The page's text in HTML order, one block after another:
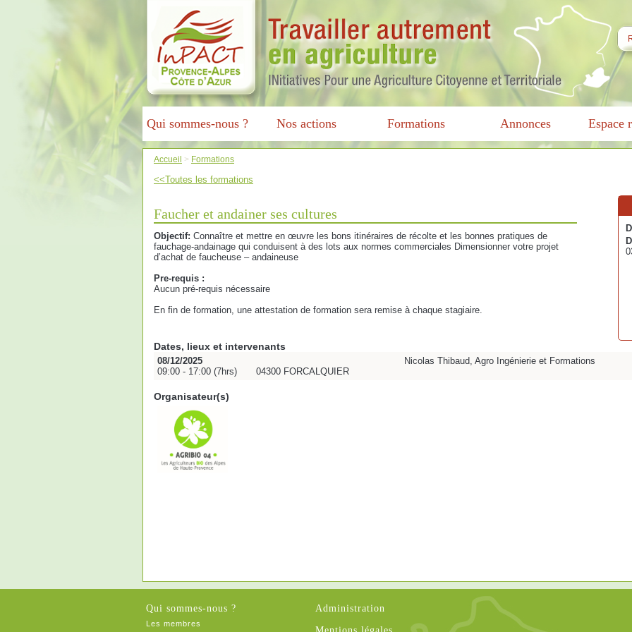
Qui sommes-nous ? Nos actions Formations Annonces Espace
Accueil > Formations
<<Toutes les formations
Faucher et andainer ses cultures
Objectif: Connaître et mettre en œuvre les bons itinéraires de récolte et les bonnes pratiques de
fauchage-andainage qui conduisent à des lots aux normes commerciales Dimensionner votre projet
d’achat de faucheuse – andaineuse
Pre-requis :
Aucun pré-requis nécessaire
En fin de formation, une attestation de formation sera remise à chaque stagiaire.
Dates, lieux et intervenants
08/12/2025
09:00 - 17:00 (7hrs)
04300 FORCALQUIER
Nicolas Thibaud, Agro Ingénierie et Formations
Organisateur(s)
Qui sommes-nous ?
Les membres
Administration